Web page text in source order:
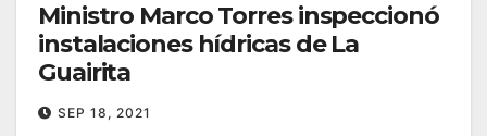
Ministro Marco Torres inspeccionó
instalaciones hídricas de La
Guairita
SEP 18, 2021